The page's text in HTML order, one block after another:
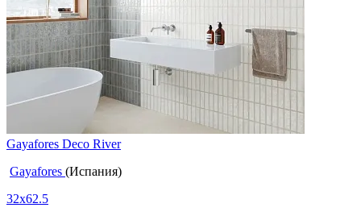
Gayafores Deco River
Gayafores (Испания)
32x62.5